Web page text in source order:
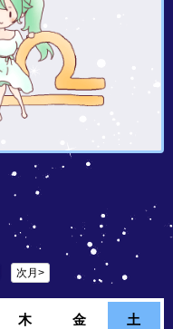
次月>
木 金 土